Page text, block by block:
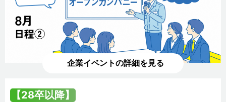
企業イベントの詳細を見る
【28卒以降】